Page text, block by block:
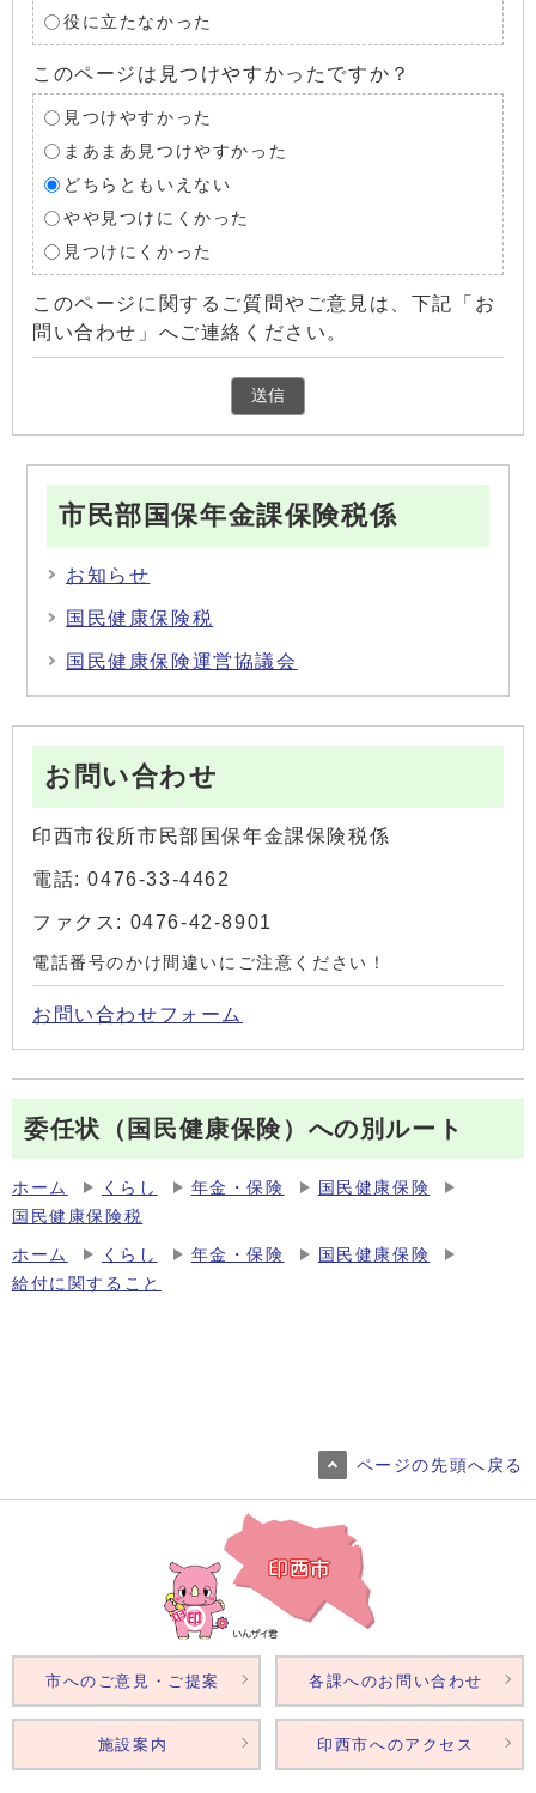
役に立たなかった
このページは見つけやすかったですか？
見つけやすかった
まあまあ見つけやすかった
どちらともいえない
やや見つけにくかった
見つけにくかった
このページに関するご質問やご意見は、下記「お
問い合わせ」へご連絡ください。
市民部国保年金課保険税係
お知らせ
国民健康保険税
国民健康保険運営協議会
お問い合わせ
印西市役所市民部国保年金課保険税係
電話: 0476-33-4462
ファクス: 0476-42-8901
電話番号のかけ間違いにご注意ください！
お問い合わせフォーム
委任状（国民健康保険）への別ルート
ホーム くらし 年金・保険
国民健康保険
国民健康保険税
ホーム くらし 年金・保険
国民健康保険
給付に関すること
ページの先頭へ戻る
市へのご意見・ご提案 各課へのお問い合わせ
施設案内 印西市へのアクセス